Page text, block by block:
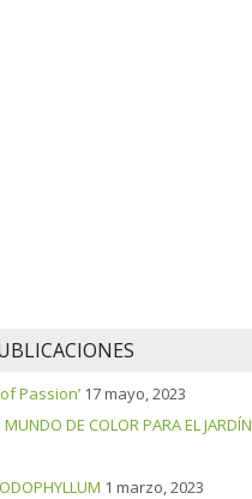
Passion’ 17 mayo, 2023
DE COLOR PARA EL JARDÍN
1 marzo, 2023